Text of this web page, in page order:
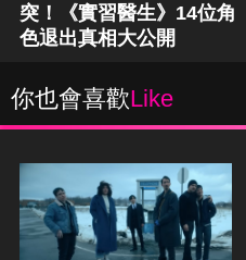
突！《實習醫生》14位角
色退出真相大公開
你也會喜歡Like